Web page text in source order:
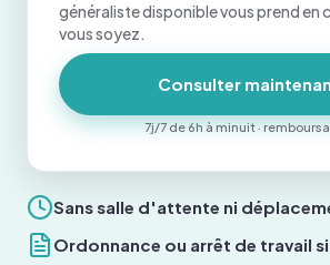
Sans salle d'attente ni
Ordonnance ou arrêt de travail
généraliste disponible vous prend en
vous soyez.
Consulter
7j/7 de 6h à minuit ·